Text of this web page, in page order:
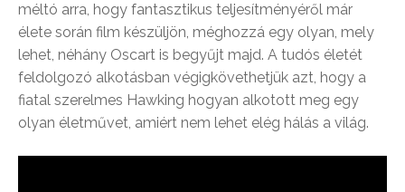
méltó arra, hogy fantasztikus teljesítményéről már
élete során film készüljön, méghozzá egy olyan, mely
lehet, néhány Oscart is begyűjt majd. A tudós életét
feldolgozó alkotásban végigkövethetjük azt, hogy a
fiatal szerelmes Hawking hogyan alkotott meg egy
olyan életművet, amiért nem lehet elég hálás a világ.